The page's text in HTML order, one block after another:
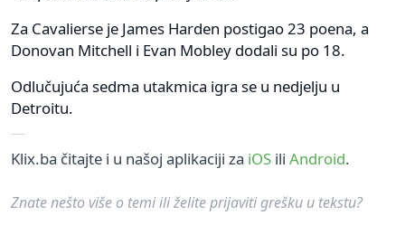
Za Cavalierse je James Harden postigao 23 poena, a
Donovan Mitchell i Evan Mobley dodali su po 18.
Odlučujuća sedma utakmica igra se u nedjelju u
Detroitu.
Klix.ba čitajte i u našoj aplikaciji za iOS ili Android.
Znate nešto više o temi ili želite prijaviti grešku u tekstu?